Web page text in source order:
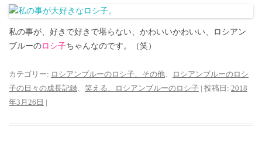
私の事が、好きで好きで堪らない、かわいいかわいい、ロシアン
ブルーのロシ子ちゃんなのです。（笑）
カテゴリー: ロシアンブルーのロシ子、その他
ロシアンブルーのロシ
子の日々の成長記録
笑える、ロシアンブルーのロシ子 | 投稿日: 2018
年3月26日 |